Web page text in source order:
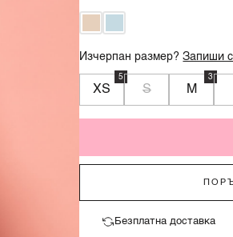
Изчерпан размер?Запиши
XS
5
S M
3
Безплатна доставка